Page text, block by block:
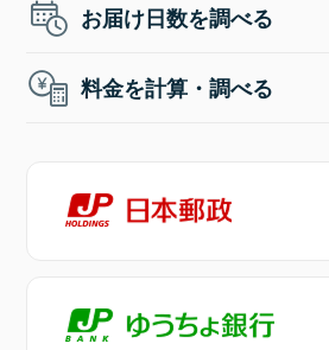
お届け日数を調べる
料金を計算・調べる